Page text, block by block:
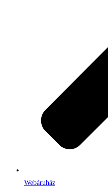
Webáruház